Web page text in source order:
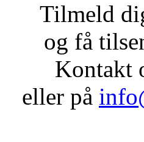
Tilmeld
og få
Kontakt
eller på